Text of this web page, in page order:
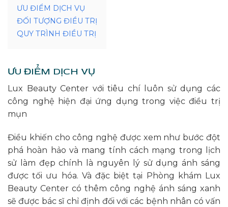
ƯU ĐIỂM DỊCH VỤ
ĐỐI TƯỢNG ĐIỀU TRỊ
QUY TRÌNH ĐIỀU TRỊ
ƯU ĐIỂM DỊCH VỤ
Lux Beauty Center với tiêu chí luôn sử dụng các
công nghệ hiện đại ứng dụng trong việc điều trị
mụn
Điều khiến cho công nghệ được xem như bước đột
phá hoàn hảo và mang tính cách mạng trong lịch
sử làm đẹp chính là nguyên lý sử dụng ánh sáng
được tối ưu hóa. Và đặc biệt tại Phòng khám Lux
Beauty Center có thêm công nghệ ánh sáng xanh
sẽ được bác sĩ chỉ định đối với các bệnh nhân có vấn